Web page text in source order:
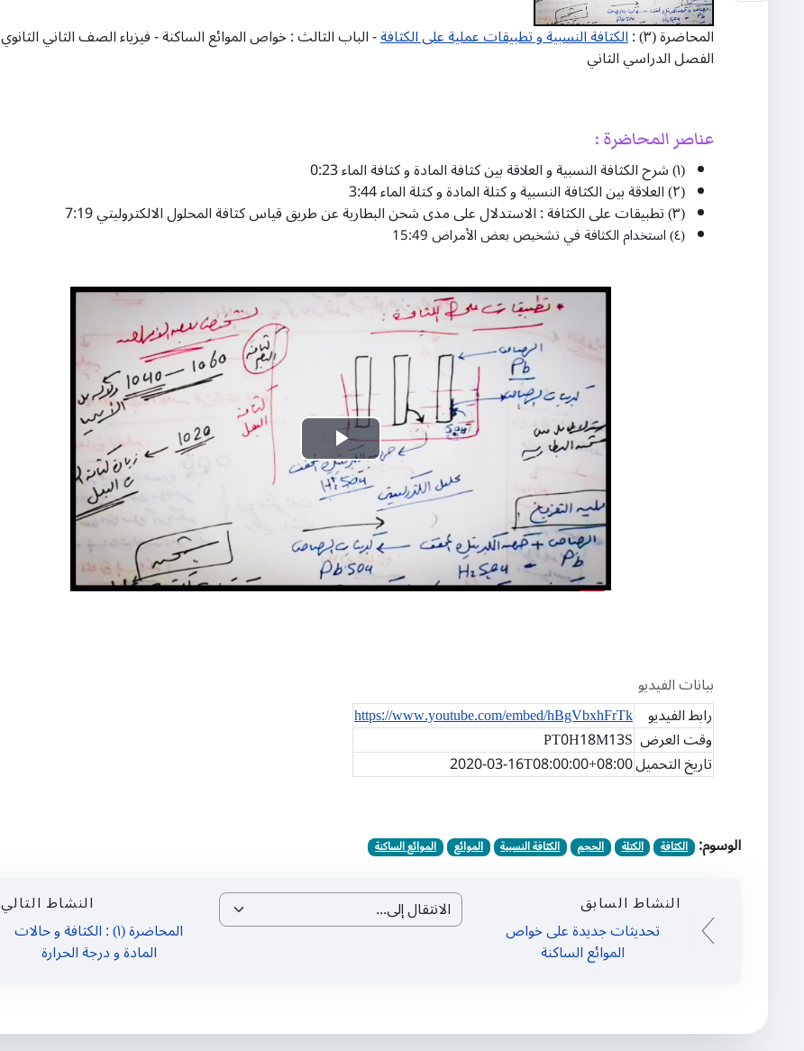
المحاضرة (۳) : الكثافة النسبية و تطبيقات عملية على الكثافة- الباب الثالث : خواص الموائع الساكنة - فيزياء الصف الثاني الثانوي
الفصل الدراسي الثاني
عناصر المحاضرة :
(١) شرح الكثافة النسبية و العلاقة بين كثافة المادة و كثافة الماء 0:23​
(٢) العلاقة بين الكثافة النسبية و كتلة المادة و كتلة الماء 3:44​
(٣) تطبيقات على الكثافة : الاستدلال على مدى شحن البطارية عن طريق قياس كثافة المحلول الالكتروليتي 7:19​
(٤) استخدام الكثافة في تشخيص بعض الأمراض 15:49​
تشغيل
الفيديو
بيانات الفيديو
رابط الفيديو https://www.youtube.com/embed/hBgVbxhFrTk
وقت العرض PT0H18M13S
تاريخ التحميل2020-03-16T08:00:00+08:00
الوسوم: الكثافة الكتلة الحجم الكثافة النسبية الموائع الموائع الساكنة
النشاط السابق
تحديثات جديدة على خواص
الموائع الساكنة
الانتقال إلى...
النشاط التالي
المحاضرة (١) : الكثافة و حالات
المادة و درجة الحرارة